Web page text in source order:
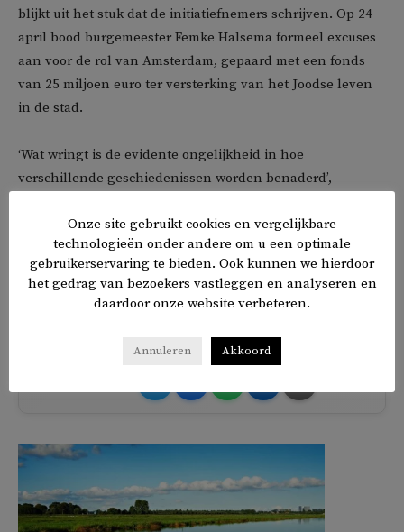
blijkt uit het stuk dat de initiatiefnemers schrijven. Op 24
april bood burgemeester Femke Halsema formeel excuses
aan voor de rol van Amsterdam, gepaard met een fonds
van 25 miljoen euro ter versterking van het Joodse leven
in de stad.
‘Wat wringt is de evidente ongelijkheid in hoe
verschillende geschiedenissen worden benaderd’,
zijn gemaakt vereist ‘een moreel consistent beleid,
gebaseerd op gelijkwaardigheid’, concluderen de
schrijvers.
Onze site gebruikt cookies en vergelijkbare
technologieën onder andere om u een optimale
gebruikerservaring te bieden. Ook kunnen we hierdoor
het gedrag van bezoekers vastleggen en analyseren en
daardoor onze website verbeteren.
Annuleren Akkoord